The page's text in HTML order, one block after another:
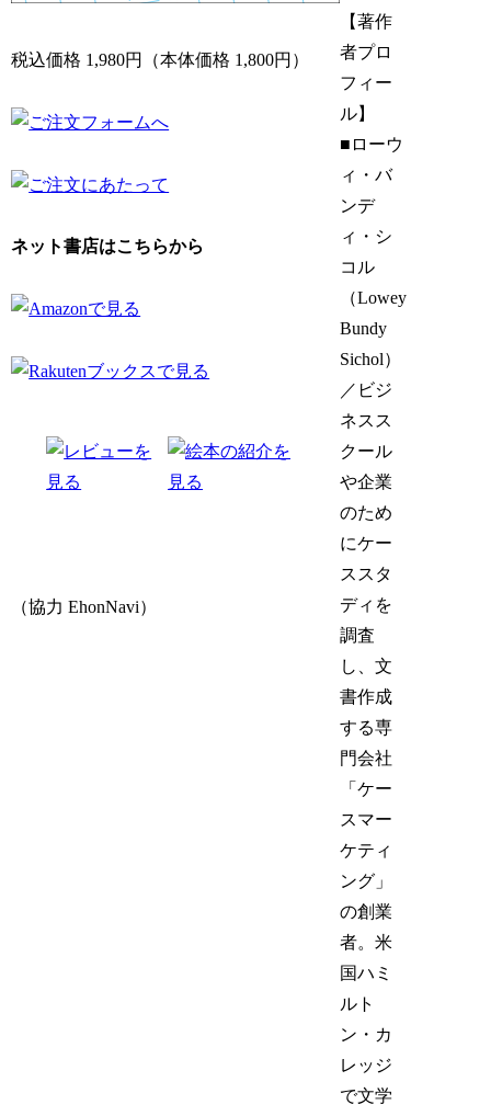
税込価格 1,980円（本体価格 1,800円）
ネット書店はこちらから
（協力 EhonNavi）
【著作
者プロ
フィー
ル】
■ローウ
ィ・バ
ンデ
ィ・シ
コル
（Lowey
Bundy
Sichol）
／ビジ
ネスス
クール
や企業
のため
にケー
ススタ
ディを
調査
し、文
書作成
する専
門会社
「ケー
スマー
ケティ
ング」
の創業
者。米
国ハミ
ルト
ン・カ
レッジ
で文学